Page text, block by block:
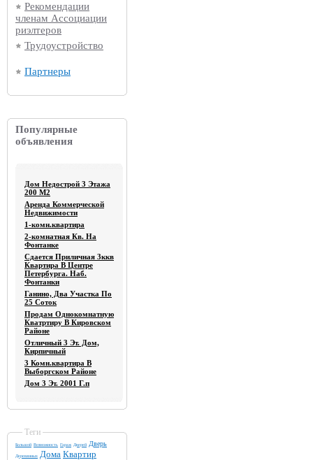
Рекомендации
членам Ассоциации
риэлтеров
Трудоустройство
Партнеры
Популярные
объявления
Дом Недострой 3 Этажа
200 М2
Аренда Коммерческой
Недвижимости
1-комн.квартира
2-комнатная Кв. На
Фонтанке
Сдается Приличная 3ккв
Квартира В Центре
Петербурга. Наб.
Фонтанки
Ганино, Два Участка По
25 Соток
Продам Однокомнатную
Кватртиру В Кировском
Районе
Отличный 3 Эт. Дом,
Кирпичный
3 Комн.квартира В
Выборгском Районе
Дом 3 Эт. 2001 Г.п
Теги
Большой Возможность Гараж Дверей Дверь
Деревянных Дома Квартир